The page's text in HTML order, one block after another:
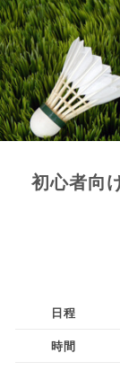
初心者向
日程
時間